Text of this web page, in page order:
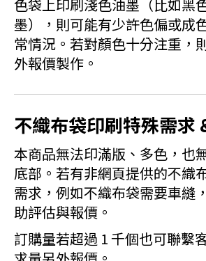
色袋上印刷淺色油墨（比如黑
墨），則可能有少許色偏或成
常情況。若對顏色十分注重，
外報價製作。
不織布袋印刷特殊需求
本商品無法印滿版、多色，也
底部。若有非網頁提供的不織
需求，例如不織布袋需要車縫
助評估與報價。
訂購量若超過 1 千個也可聯繫